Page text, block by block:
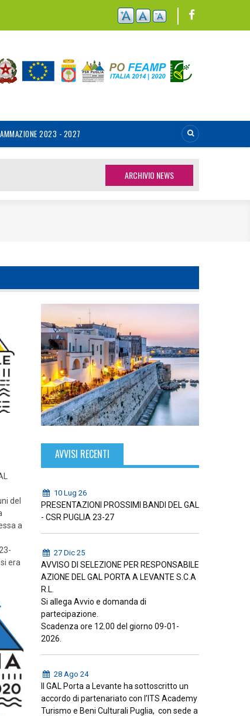
2023 - 2027
ARCHIVIO NEWS
del
a
era
AVVISI RECENTI
10 Lug 26
PRESENTAZIONI PROSSIMI BANDI DEL GAL
- CSR PUGLIA 23-27
27 Dic 25
AVVISO DI SELEZIONE PER RESPONSABILE
AZIONE DEL GAL PORTA A LEVANTE S.C.A
R.L.
Si allega Avvio e domanda di
partecipazione.
Scadenza ore 12.00 del giorno 09-01-
2026.
28 Ago 24
Il GAL Porta a Levante ha sottoscritto un
accordo di partenariato con l’ITS Academy
Turismo e Beni Culturali Puglia, con sede a